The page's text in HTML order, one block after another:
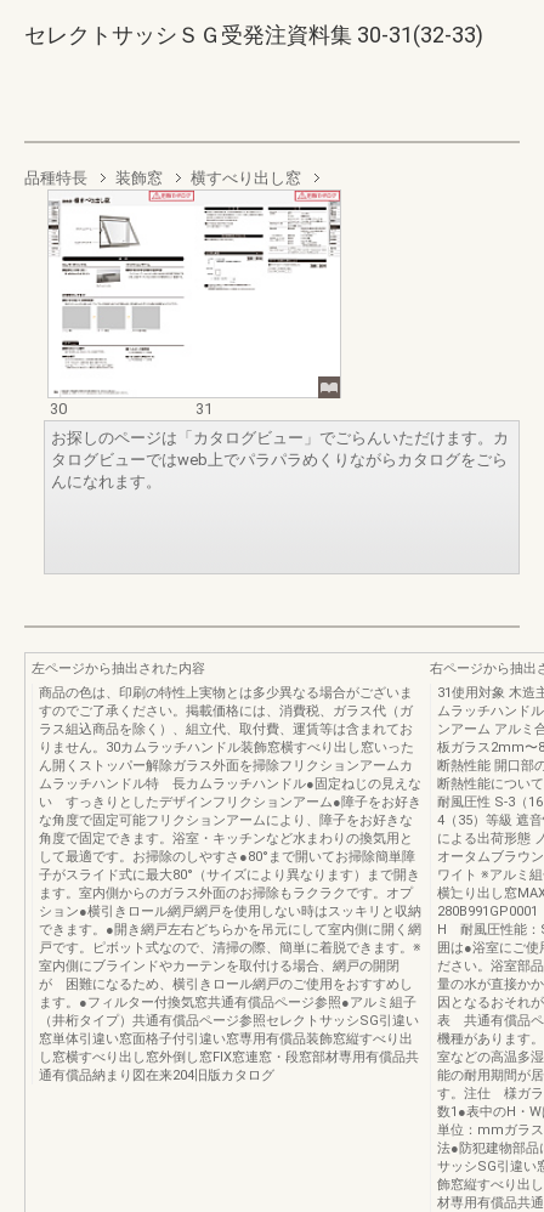
セレクトサッシＳＧ受発注資料集 30-31(32-33)
品種特長 装飾窓 横すべり出し窓
30
31
お探しのページは「カタログビュー」でごらんいただけます。カ
タログビューではweb上でパラパラめくりながらカタログをごら
んになれます。
左ページから抽出された内容
商品の色は、印刷の特性上実物とは多少異なる場合がございま
すのでご了承ください。掲載価格には、消費税、ガラス代（ガ
ラス組込商品を除く）、組立代、取付費、運賃等は含まれてお
りません。30カムラッチハンドル装飾窓横すべり出し窓いった
ん開くストッパー解除ガラス外面を掃除フリクションアームカ
ムラッチハンドル特 長カムラッチハンドル●固定ねじの見えな
い すっきりとしたデザインフリクションアーム●障子をお好き
な角度で固定可能フリクションアームにより、障子をお好きな
角度で固定できます。浴室・キッチンなど水まわりの換気用と
して最適です。お掃除のしやすさ●80°まで開いてお掃除簡単障
子がスライド式に最大80°（サイズにより異なります）まで開き
ます。室内側からのガラス外面のお掃除もラクラクです。オプ
ション●横引きロール網戸網戸を使用しない時はスッキリと収納
できます。●開き網戸左右どちらかを吊元にして室内側に開く網
戸です。ピボット式なので、清掃の際、簡単に着脱できます。※
室内側にブラインドやカーテンを取付ける場合、網戸の開閉
が 困難になるため、横引きロール網戸のご使用をおすすめし
ます。●フィルター付換気窓共通有償品ページ参照●アルミ組子
（井桁タイプ）共通有償品ページ参照セレクトサッシSG引違い
窓単体引違い窓面格子付引違い窓専用有償品装飾窓縦すべり出
し窓横すべり出し窓外倒し窓FIX窓連窓・段窓部材専用有償品共
通有償品納まり図在来204旧版カタログ
右ページから抽出
31使用対象 木造
ムラッチハンド
ンアーム アルミ
板ガラス2mm〜
断熱性能 開口部
断熱性能につい
耐風圧性 S-3（
4（35）等級 遮
による出荷形態
オータムブラウ
ワイト ※アルミ
横辷り出し窓
H 耐風圧性能：
囲は●浴室にご使
ださい。浴室部
量の水が直接か
因となるおそれ
表 共通有償品ペ
機種があります
室などの高温多
能の耐用期間が
す。注仕 様ガラ
数1●表中のH・
単位：mmガラ
法●防犯建物部品
サッシSG引違い
飾窓縦すべり出
材専用有償品共